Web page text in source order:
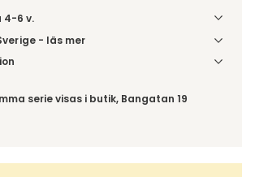
4-6 v.
- läs mer
till ett ombud. Du väljer själv i kassan
andra produkter skickas hela ordern
samma fraktalternativ.
serie visas i butik, Bangatan 19